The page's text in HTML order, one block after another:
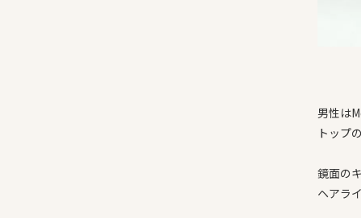
男性は
トップ
鏡面の
ヘアラ